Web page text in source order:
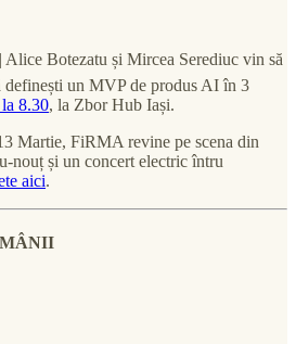
| Alice Botezatu și Mircea Serediuc vin să
definești un MVP de produs AI în 3
8.30, la Zbor Hub Iași.
Martie, FiRMA revine pe scena din
nouț și un concert electric întru
aici.